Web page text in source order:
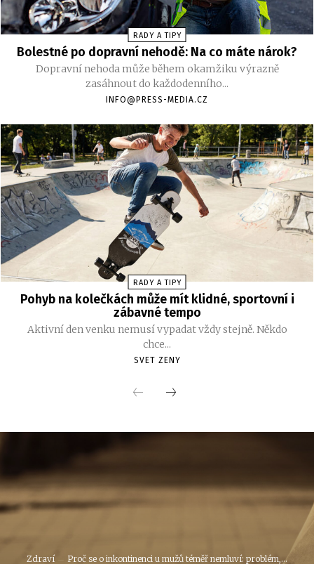
RADY A TIPY
Bolestné po dopravní nehodě: Na co máte nárok?
Dopravní nehoda může během okamžiku výrazně
zasáhnout do každodenního...
INFO@PRESS-MEDIA.CZ
RADY A TIPY
Pohyb na kolečkách může mít klidné, sportovní i
zábavné tempo
Aktivní den venku nemusí vypadat vždy stejně. Někdo
chce...
SVET ZENY